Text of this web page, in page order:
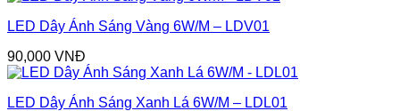
LED Dây Ánh Sáng Vàng 6W/M – LDV01
90,000 VNĐ
LED Dây Ánh Sáng Xanh Lá 6W/M – LDL01